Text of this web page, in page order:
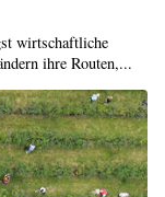
wirtschaftliche
ihre Routen,...